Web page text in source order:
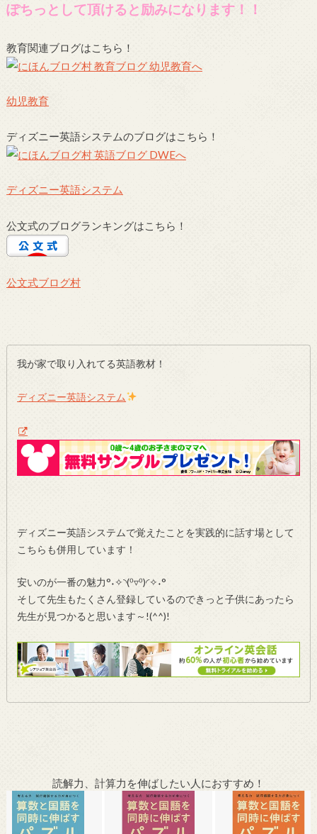
ぽちっとして頂けると励みになります！！
教育関連ブログはこちら！
幼児教育
ディズニー英語システムのブログはこちら！
ディズニー英語システム
公文式のブログランキングはこちら！
公文式ブログ村
我が家で取り入れてる英語教材！
ディズニー英語システム
ディズニー英語システムで覚えたことを実践的に話す場として
こちらも併用しています！
安いのが一番の魅力°˖✧◝(⁰▿⁰)◜✧˖°
そして先生もたくさん登録しているのできっと子供にあったら
先生が見つかると思います～!(^^)!
読解力、計算力を伸ばしたい人におすすめ！